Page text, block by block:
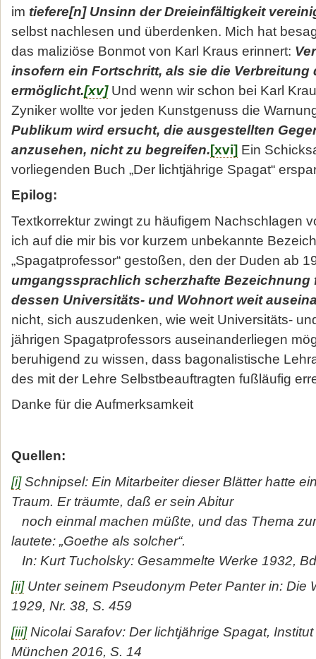
im tiefere[n] Unsinn der Dreieinfältigkeit
selbst nachlesen und überdenken. Mich hat
das maliziöse Bonmot von Karl Kraus erinnert:
insofern ein Fortschritt, als sie die Verbreitung
ermöglicht.[xv]Und wenn wir schon bei Karl
Zyniker wollte vor jeden Kunstgenuss die
Publikum wird ersucht, die ausgestellten
anzusehen, nicht zu begreifen.[xvi] Ein
vorliegenden Buch „Der lichtjährige Spagat“
Epilog:
Textkorrektur zwingt zu häufigem Nachschlagen
ich auf die mir bis vor kurzem unbekannte
„Spagatprofessor“ gestoßen, den der Duden ab
umgangssprachlich scherzhafte Bezeichnung
dessen Universitäts- und Wohnort weit
nicht, sich auszudenken, wie weit Universitäts-
jährigen Spagatprofessors auseinanderliegen
beruhigend zu wis­sen, dass bagonalistische
des mit der Lehre Selbstbe­auftragten fußläufig
Danke für die Aufmerksamkeit
Quellen:
[i]Schnipsel: Ein Mitarbeiter dieser Blätter hatte
Traum. Er träumte, daß er sein Abitur
noch einmal machen müßte, und das Thema
lautete: „Goethe als solcher“.
In: Kurt Tucholsky: Gesammelte Werke 1932,
[ii]Unter seinem Pseudonym Peter Panter in: Die
1929, Nr. 38, S. 459
[iii]Nicolai Sarafov: Der lichtjährige Spagat,
München 2016, S. 14